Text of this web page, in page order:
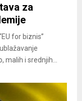
za
for biznis”
i srednjih...